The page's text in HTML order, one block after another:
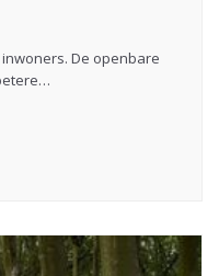
inwoners. De openbare